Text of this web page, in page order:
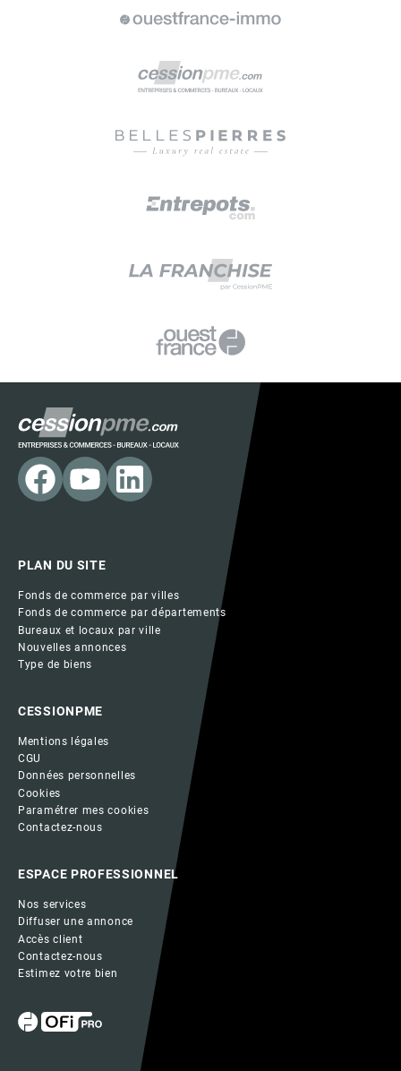
PLAN DU SITE
Fonds de commerce par villes
Fonds de commerce par départements
Bureaux et locaux par ville
Nouvelles annonces
Type de biens
CESSIONPME
Mentions légales
CGU
Données personnelles
Cookies
Paramétrer mes cookies
Contactez-nous
ESPACE PROFESSIONNEL
Nos services
Diffuser une annonce
Accès client
Contactez-nous
Estimez votre bien